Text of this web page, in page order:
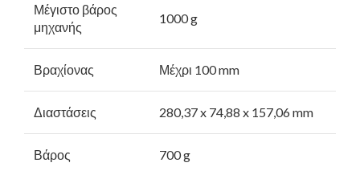
Μέγιστο βάρος
μηχανής
1000 g
Βραχίονας Μέχρι 100 mm
Διαστάσεις 280,37 x 74,88 x 157,06 mm
Βάρος 700 g